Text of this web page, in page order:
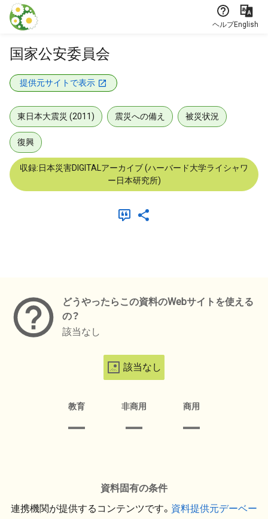
本文に飛ぶ
ヘルプEnglish
国家公安委員会
提供元サイトで表示
東日本大震災 (2011) 震災への備え 被災状況
復興
収録:日本災害DIGITALアーカイブ (ハーバード大学ライシャワ
ー日本研究所)
どうやったらこの資料のWebサイトを使える
の？
該当なし
該当なし
教育 非商用 商用
資料固有の条件
連携機関が提供するコンテンツです。 資料提供元デーベー